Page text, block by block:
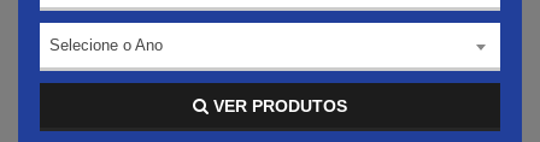
Selecione o Ano
VER PRODUTOS